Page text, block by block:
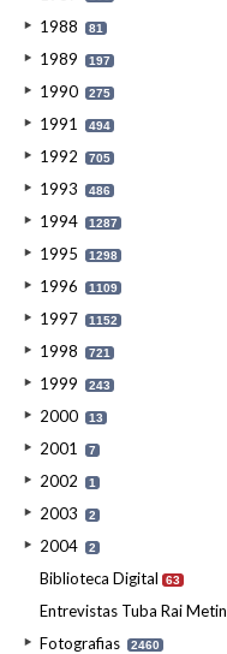
1988 81
1989 197
1990 275
1991 494
1992 705
1993 486
1994 1287
1995 1298
1996 1109
1997 1152
1998 721
1999 243
2000 13
2001 7
2002 1
2003 2
2004 2
Biblioteca Digital 63
Entrevistas Tuba Rai Metin
Fotografias 2460